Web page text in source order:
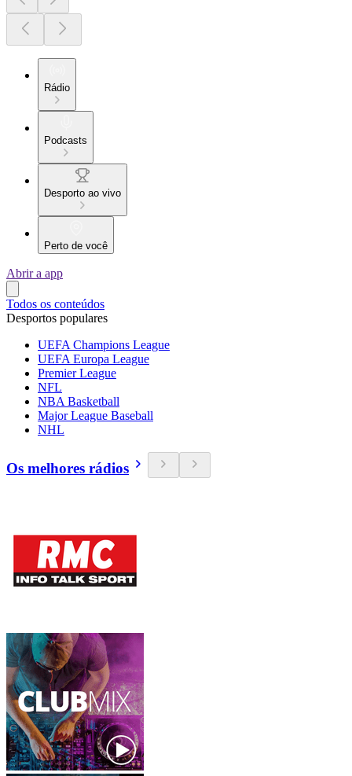
Rádio
Podcasts
Desporto ao vivo
Perto de você
Abrir a app
Todos os conteúdos
Desportos populares
UEFA Champions League
UEFA Europa League
Premier League
NFL
NBA Basketball
Major League Baseball
NHL
Os melhores rádios